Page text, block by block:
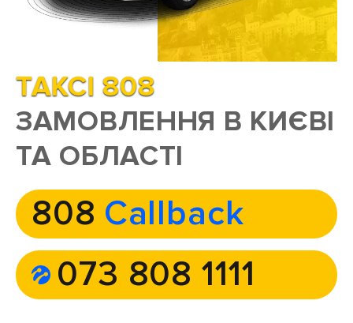
ТАКСІ 808
ЗАМОВЛЕННЯ В КИЄВІ
ТА ОБЛАСТІ
808 Callback
073 808 1111